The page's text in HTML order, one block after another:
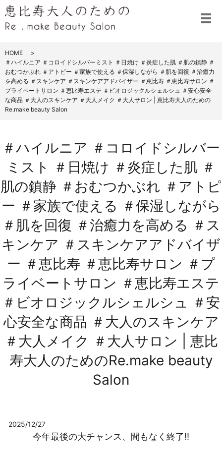
メ
HOME
＃ハイルニア ＃コロイドシルバーミスト ＃日焼け ＃炎症した肌 ＃肌の鎮静 ＃
おむつかぶれ ＃アトピー ＃家族で使える ＃保湿しながら ＃肌を回復 ＃治癒力
を高める ＃スキンケア ＃スキンケアアドバイザー ＃恵比寿 ＃恵比寿サロン ＃
プライベートサロン ＃恵比寿エステ ＃ビオロジックルシェルシュ ＃安心安全
な商品 ＃大人のスキンケア ＃大人メイク ＃大人サロン | 恵比寿大人のための
Re.make beauty Salon
＃ハイルニア ＃コロイドシルバー
ミスト ＃日焼け ＃炎症した肌 ＃
肌の鎮静 ＃おむつかぶれ ＃アトピ
ー ＃家族で使える ＃保湿しながら
＃肌を回復 ＃治癒力を高める ＃ス
キンケア ＃スキンケアアドバイザ
ー ＃恵比寿 ＃恵比寿サロン ＃プ
ライベートサロン ＃恵比寿エステ
＃ビオロジックルシェルシュ ＃安
心安全な商品 ＃大人のスキンケア
＃大人メイク ＃大人サロン | 恵比
寿大人のためのRe.make beauty
Salon
2025/12/27
今年最後の大チャンス、間もなく終了‼